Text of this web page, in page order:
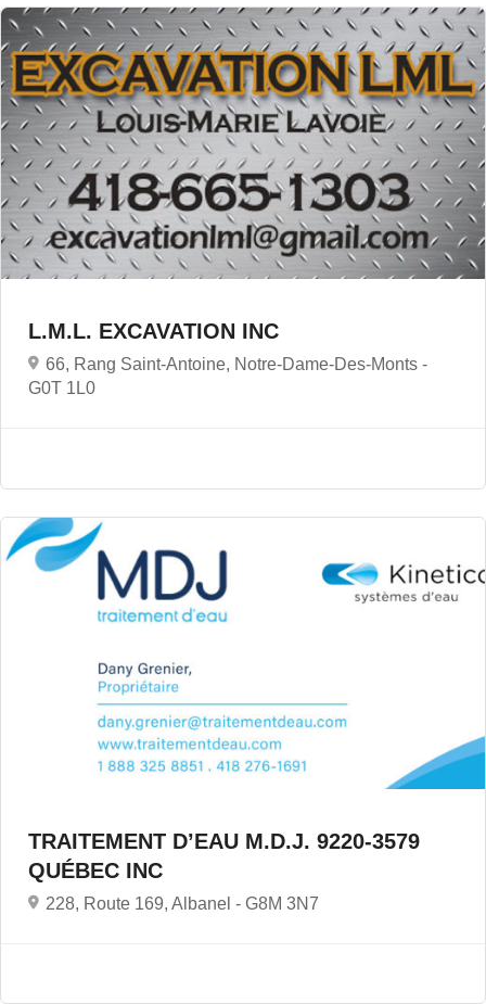
L.M.L. EXCAVATION INC
66, Rang Saint-Antoine, Notre-Dame-Des-Monts -
G0T 1L0
TRAITEMENT D’EAU M.D.J. 9220-3579
QUÉBEC INC
228, Route 169, Albanel - G8M 3N7